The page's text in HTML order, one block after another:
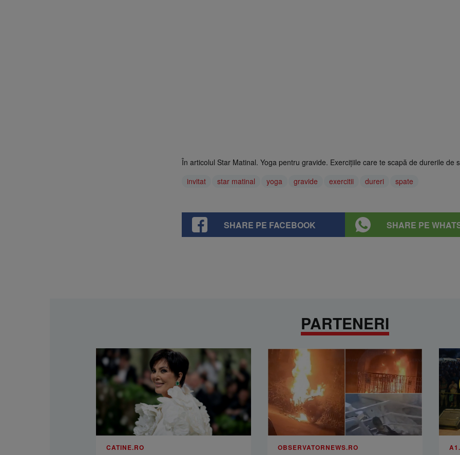
În articolul Star Matinal. Yoga pentru gravide. Exercițiile care te scapă de durerile de
invitat
star matinal yoga gravide exercitii dureri spate
SHARE PE FACEBOOK SHARE PE
PARTENERI
CATINE.RO OBSERVATORNEWS.RO